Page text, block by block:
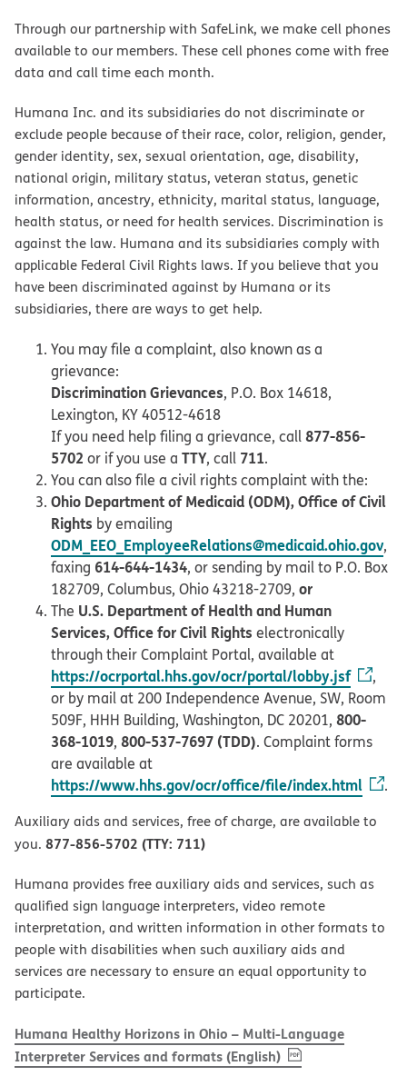
Through our partnership with SafeLink, we make cell phones
available to our members. These cell phones come with free
data and call time each month.
Humana Inc. and its subsidiaries do not discriminate or
exclude people because of their race, color, religion, gender,
gender identity, sex, sexual orientation, age, disability,
national origin, military status, veteran status, genetic
information, ancestry, ethnicity, marital status, language,
health status, or need for health services. Discrimination is
against the law. Humana and its subsidiaries comply with
applicable Federal Civil Rights laws. If you believe that you
have been discriminated against by Humana or its
subsidiaries, there are ways to get help.
You may file a complaint, also known as a
grievance:
Discrimination Grievances, P.O. Box 14618,
Lexington, KY 40512-4618
If you need help filing a grievance, call877-856-
5702 or if you use a TTY, call 711.
You can also file a civil rights complaint with the:
Ohio Department of Medicaid (ODM), Office of Civil
Rights by emailing
ODM_EEO_EmployeeRelations@medicaid.ohio.gov,
faxing 614-644-1434, or sending by mail to P.O. Box
182709, Columbus, Ohio 43218-2709, or
The U.S. Department of Health and Human
Services, Office for Civil Rights electronically
through their Complaint Portal, available at
https://ocrportal.hhs.gov/ocr/portal/lobby.jsf
,
or by mail at 200 Independence Avenue, SW, Room
509F, HHH Building, Washington, DC 20201, 800-
368-1019, 800-537-7697 (TDD). Complaint forms
are available at
https://www.hhs.gov/ocr/office/file/index.html .
Auxiliary aids and services, free of charge, are available to
you. 877-856-5702 (TTY: 711)
Humana provides free auxiliary aids and services, such as
qualified sign language interpreters, video remote
interpretation, and written information in other formats to
people with disabilities when such auxiliary aids and
services are necessary to ensure an equal opportunity to
participate.
Humana Healthy Horizons in Ohio – Multi-Language
Interpreter Services and formats (English), PDF(opens in new